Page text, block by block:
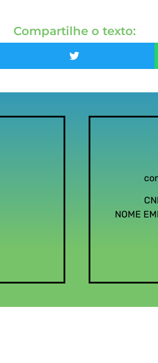
Compartilhe o texto:
NOME